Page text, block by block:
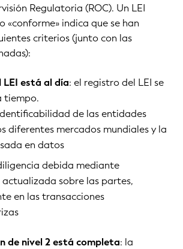
Regulatoria (ROC). Un LEI
«conforme» indica que se han
criterios (junto con las
está al día: el registro del LEI se
tiempo.
de las entidades
diferentes mercados mundiales y la
en datos
debida mediante
sobre las partes,
en las transacciones
de nivel 2 está completa: la